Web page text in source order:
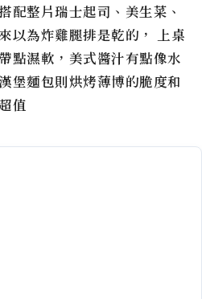
配整片瑞士起司、美生菜、
以為炸雞腿排是乾的， 上桌
點濕軟，美式醬汁有點像水
堡麵包則烘烤薄博的脆度和
值